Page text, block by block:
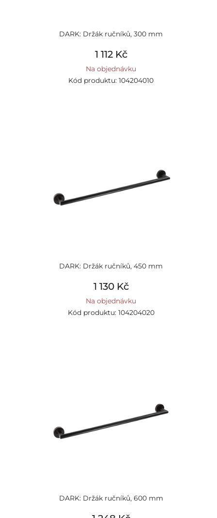
DARK: Držák ručníků, 300 mm
1 112 Kč
Na objednávku
Kód produktu: 104204010
DARK: Držák ručníků, 450 mm
1 130 Kč
Na objednávku
Kód produktu: 104204020
DARK: Držák ručníků, 600 mm